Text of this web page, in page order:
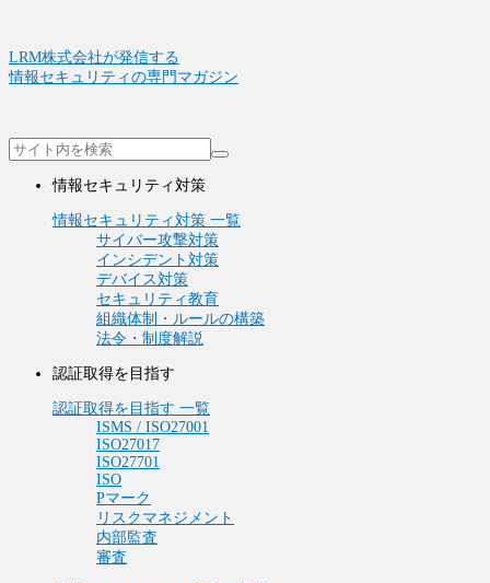
LRM株式会社が発信する
情報セキュリティの専門マガジン
情報セキュリティ対策
情報セキュリティ対策 一覧
サイバー攻撃対策
インシデント対策
デバイス対策
セキュリティ教育
組織体制・ルールの構築
法令・制度解説
認証取得を目指す
認証取得を目指す 一覧
ISMS / ISO27001
ISO27017
ISO27701
ISO
Pマーク
リスクマネジメント
内部監査
審査